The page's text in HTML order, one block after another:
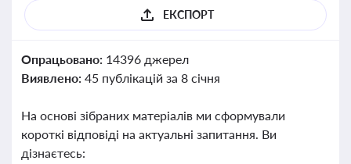
ЕКСПОРТ
Опрацьовано: 14396 джерел
Виявлено: 45 публікацій за 8 січня
На основі зібраних матеріалів ми сформували
короткі відповіді на актуальні запитання. Ви
дізнаєтесь: